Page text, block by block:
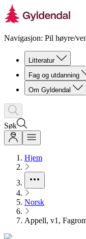
Navigasjon: Pil høyre/
Litteratur
Fag og utdanning
Om Gyldendal
Søk
Hjem
Norsk
Appell, v1,